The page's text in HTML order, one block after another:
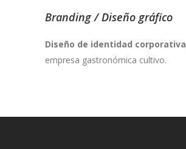
Branding / Diseño gráfico
Diseño de identidad corporativa
empresa gastronómica cultivo.